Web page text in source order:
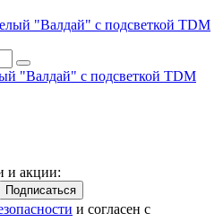
"Валдай" с подсветкой TDM
и акции:
Подписаться
и согласен с